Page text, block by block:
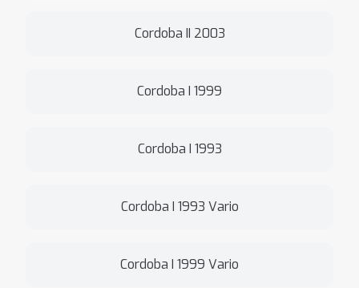
Cordoba II 2003
Cordoba I 1999
Cordoba I 1993
Cordoba I 1993 Vario
Cordoba I 1999 Vario